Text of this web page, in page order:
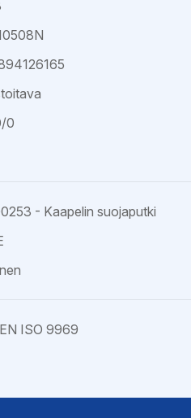
0
- Kaapelin suojaputki
ISO 9969